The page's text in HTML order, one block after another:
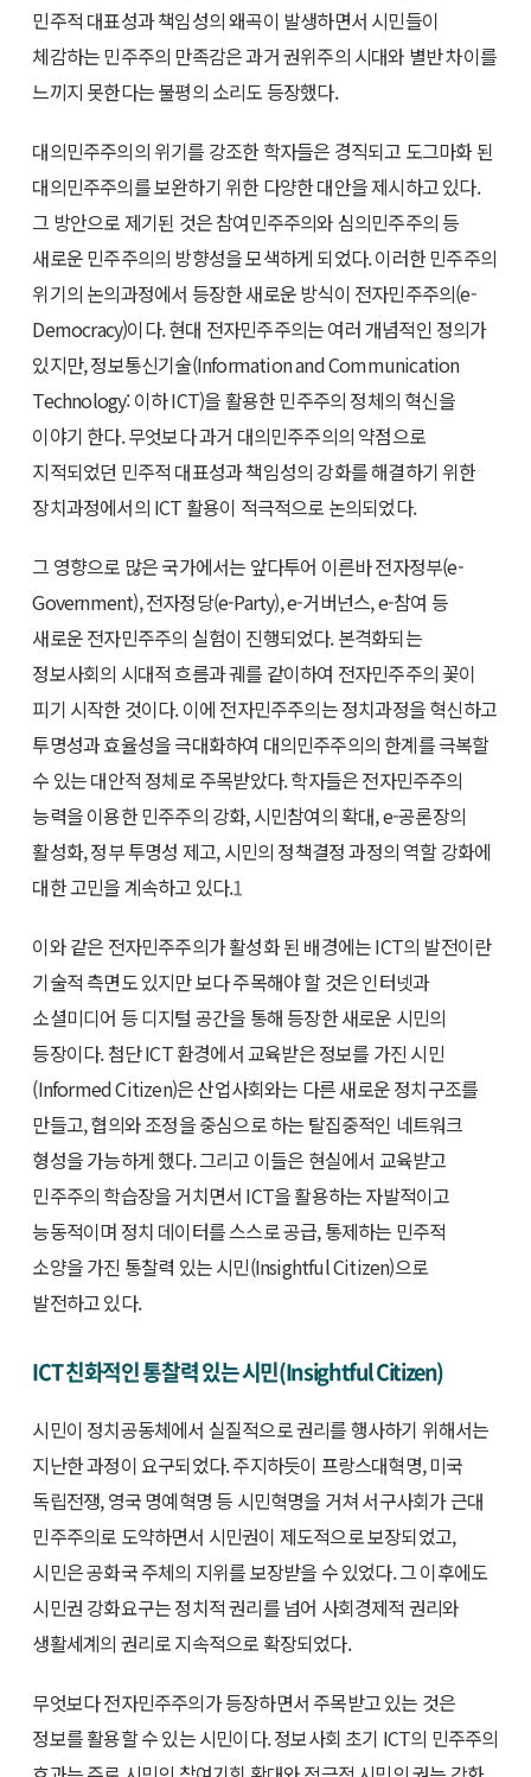
민주적 대표성과 책임성의 왜곡이 발생하면서 시민들이
체감하는 민주주의 만족감은 과거 권위주의 시대와 별반 차이를
느끼지 못한다는 불평의 소리도 등장했다.
대의민주주의의 위기를 강조한 학자들은 경직되고 도그마화 된
대의민주주의를 보완하기 위한 다양한 대안을 제시하고 있다.
그 방안으로 제기된 것은 참여민주주의와 심의민주주의 등
새로운 민주주의의 방향성을 모색하게 되었다. 이러한 민주주의
위기의 논의과정에서 등장한 새로운 방식이 전자민주주의(e-
Democracy)이다. 현대 전자민주주의는 여러 개념적인 정의가
있지만, 정보통신기술(Information and Communication
Technology: 이하 ICT)을 활용한 민주주의 정체의 혁신을
이야기 한다. 무엇보다 과거 대의민주주의의 약점으로
지적되었던 민주적 대표성과 책임성의 강화를 해결하기 위한
장치과정에서의 ICT 활용이 적극적으로 논의되었다.
그 영향으로 많은 국가에서는 앞다투어 이른바 전자정부(e-
Government), 전자정당(e-Party), e-거버넌스, e-참여 등
새로운 전자민주주의 실험이 진행되었다. 본격화되는
정보사회의 시대적 흐름과 궤를 같이하여 전자민주주의 꽃이
피기 시작한 것이다. 이에 전자민주주의는 정치과정을 혁신하고
투명성과 효율성을 극대화하여 대의민주주의의 한계를 극복할
수 있는 대안적 정체로 주목받았다. 학자들은 전자민주주의
능력을 이용한 민주주의 강화, 시민참여의 확대, e-공론장의
활성화, 정부 투명성 제고, 시민의 정책결정 과정의 역할 강화에
대한 고민을 계속하고 있다.1
이와 같은 전자민주주의가 활성화 된 배경에는 ICT의 발전이란
기술적 측면도 있지만 보다 주목해야 할 것은 인터넷과
소셜미디어 등 디지털 공간을 통해 등장한 새로운 시민의
등장이다. 첨단 ICT 환경에서 교육받은 정보를 가진 시민
(Informed Citizen)은 산업사회와는 다른 새로운 정치구조를
만들고, 협의와 조정을 중심으로 하는 탈집중적인 네트워크
형성을 가능하게 했다. 그리고 이들은 현실에서 교육받고
민주주의 학습장을 거치면서 ICT을 활용하는 자발적이고
능동적이며 정치 데이터를 스스로 공급, 통제하는 민주적
소양을 가진 통찰력 있는 시민(Insightful Citizen)으로
발전하고 있다.
ICT 친화적인 통찰력 있는 시민(Insightful Citizen)
시민이 정치공동체에서 실질적으로 권리를 행사하기 위해서는
지난한 과정이 요구되었다. 주지하듯이 프랑스대혁명, 미국
독립전쟁, 영국 명예혁명 등 시민혁명을 거쳐 서구사회가 근대
민주주의로 도약하면서 시민권이 제도적으로 보장되었고,
시민은 공화국 주체의 지위를 보장받을 수 있었다. 그 이후에도
시민권 강화요구는 정치적 권리를 넘어 사회경제적 권리와
생활세계의 권리로 지속적으로 확장되었다.
무엇보다 전자민주주의가 등장하면서 주목받고 있는 것은
정보를 활용할 수 있는 시민이다. 정보사회 초기 ICT의 민주주의